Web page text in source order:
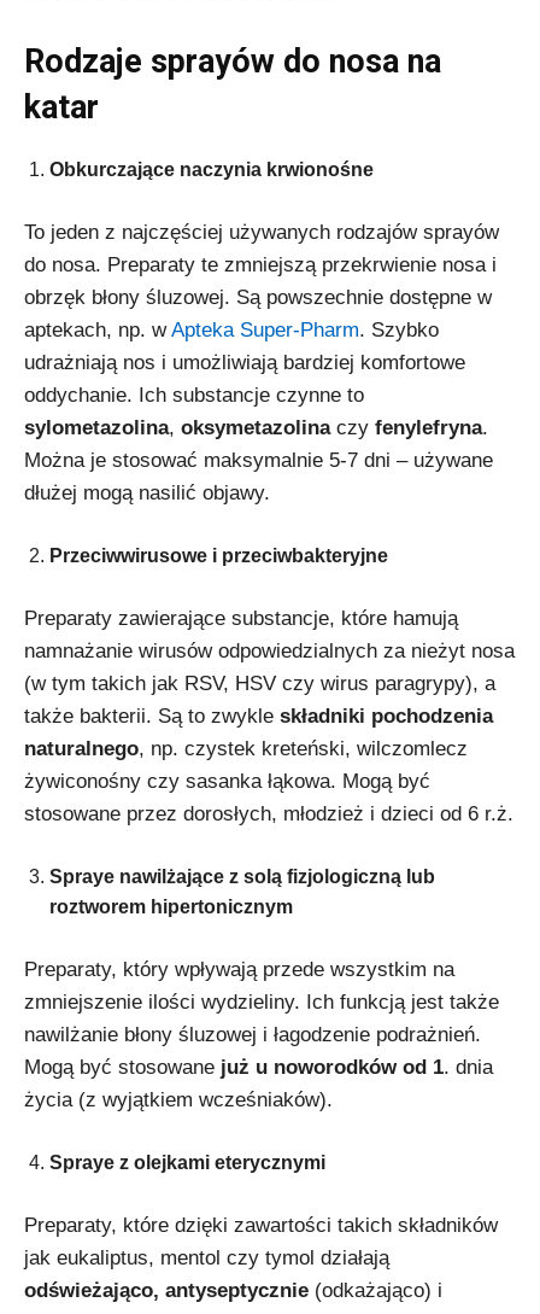
Rodzaje sprayów do nosa na
katar
Obkurczające naczynia krwionośne
To jeden z najczęściej używanych rodzajów sprayów
do nosa. Preparaty te zmniejszą przekrwienie nosa i
obrzęk błony śluzowej. Są powszechnie dostępne w
aptekach, np. wApteka Super-Pharm. Szybko
udrażniają nos i umożliwiają bardziej komfortowe
oddychanie. Ich substancje czynne to
sylometazolina, oksymetazolina czy fenylefryna.
Można je stosować maksymalnie 5-7 dni – używane
dłużej mogą nasilić objawy.
Przeciwwirusowe i przeciwbakteryjne
Preparaty zawierające substancje, które hamują
namnażanie wirusów odpowiedzialnych za nieżyt nosa
(w tym takich jak RSV, HSV czy wirus paragrypy), a
także bakterii. Są to zwykle składniki pochodzenia
naturalnego, np. czystek kreteński, wilczomlecz
żywiconośny czy sasanka łąkowa. Mogą być
stosowane przez dorosłych, młodzież i dzieci od 6 r.ż.
Spraye nawilżające z solą fizjologiczną lub
roztworem hipertonicznym
Preparaty, który wpływają przede wszystkim na
zmniejszenie ilości wydzieliny. Ich funkcją jest także
nawilżanie błony śluzowej i łagodzenie podrażnień.
Mogą być stosowane już u noworodków od 1. dnia
życia (z wyjątkiem wcześniaków).
Spraye z olejkami eterycznymi
Preparaty, które dzięki zawartości takich składników
jak eukaliptus, mentol czy tymol działają
odświeżająco, antyseptycznie (odkażająco) i